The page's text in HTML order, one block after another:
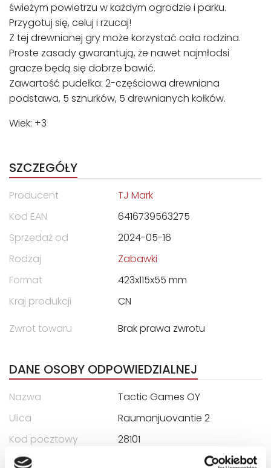
świeżym powietrzu w każdym ogrodzie i parku.
Przygotuj się, celuj i rzucaj!
Z tej drewnianej gry może korzystać cała rodzina.
Proste zasady gwarantują, że nawet najmłodsi
gracze będą się dobrze bawić.
Zawartość pudełka: 2-częściowa drewniana
podstawa, 5 sznurków, 5 drewnianych kołków.
Wiek: +3
SZCZEGÓŁY
Producent
TJ Mark
Kod EAN
6416739563275
Sprzedaż od
2024-05-16
Rodzaj
Zabawki
Format
423x115x55 mm
Kraj produkcji
CN
Zwrot towaru
Brak prawa zwrotu
DANE OSOBY ODPOWIEDZIALNEJ
Nazwa
Tactic Games OY
Ulica
Raumanjuovantie 2
Kod pocztowy
28101
Miasto